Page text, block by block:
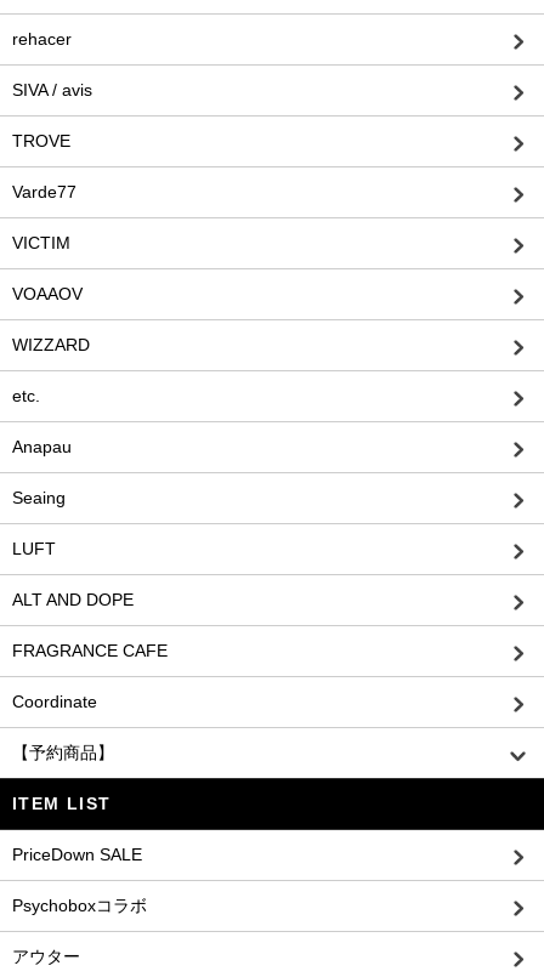
rehacer
SIVA / avis
TROVE
Varde77
VICTIM
VOAAOV
WIZZARD
etc.
Anapau
Seaing
LUFT
ALT AND DOPE
FRAGRANCE CAFE
Coordinate
【予約商品】
ITEM LIST
PriceDown SALE
Psychoboxコラボ
アウター